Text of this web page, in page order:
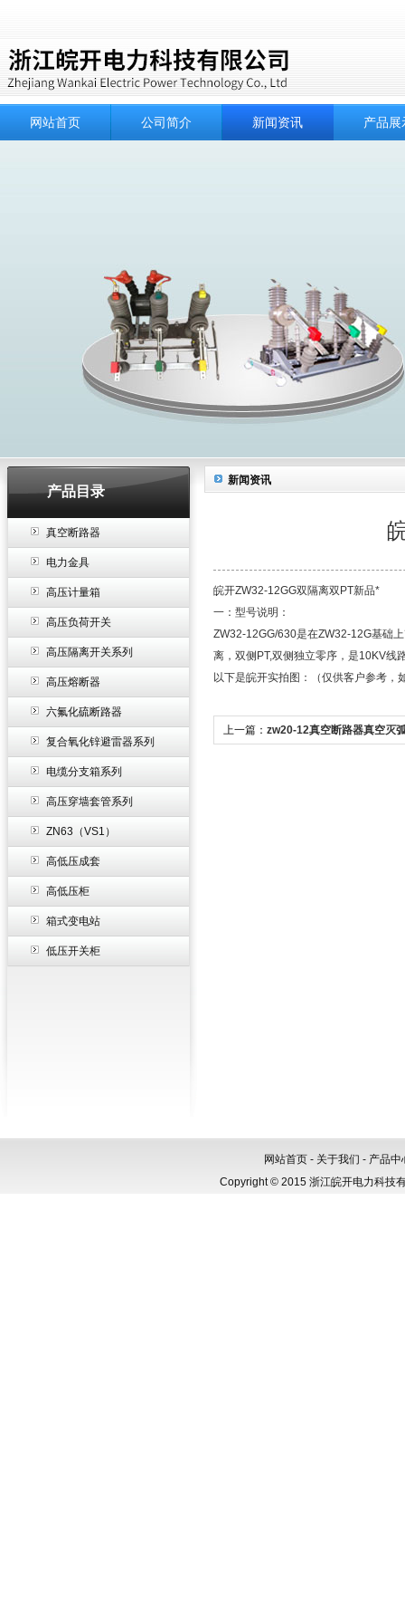
网站首页 公司简介 新闻资讯 产品展
产品目录
真空断路器
电力金具
高压计量箱
高压负荷开关
高压隔离开关系列
高压熔断器
六氟化硫断路器
复合氧化锌避雷器系列
电缆分支箱系列
高压穿墙套管系列
ZN63（VS1）
高低压成套
高低压柜
箱式变电站
低压开关柜
新闻资讯
皖开ZW32-12GG双隔离双PT新品*
一：型号说明：
ZW32-12GG/630是在ZW32-12G基础
离，双侧PT,双侧独立零序，是10KV线
以下是皖开实拍图：（仅供客户参考，
上一篇： zw20-12真空断路器真空灭
网站首页 - 关于我们 - 产品中
Copyright © 2015 浙江皖开电力科技